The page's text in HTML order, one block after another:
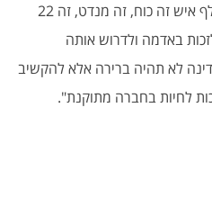
מעוניינים לחיות בעיר כזו. 22 אלף איש זה כוח, זה מנדט, זה 22
באדמה ולדרוש אותה
לא תהיה ברירה אלא להקשיב